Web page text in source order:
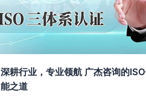
深耕行业，专业领航 广杰咨询的
能之道